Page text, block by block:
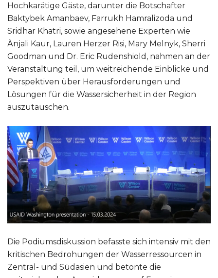
Hochkarätige Gäste, darunter die Botschafter
Baktybek Amanbaev, Farrukh Hamralizoda und
Sridhar Khatri, sowie angesehene Experten wie
Änjali Kaur, Lauren Herzer Risi, Mary Melnyk, Sherri
Goodman und Dr. Eric Rudenshiold, nahmen an der
Veranstaltung teil, um weitreichende Einblicke und
Perspektiven über Herausforderungen und
Lösungen für die Wassersicherheit in der Region
auszutauschen.
Die Podiumsdiskussion befasste sich intensiv mit den
kritischen Bedrohungen der Wasserressourcen in
Zentral- und Südasien und betonte die